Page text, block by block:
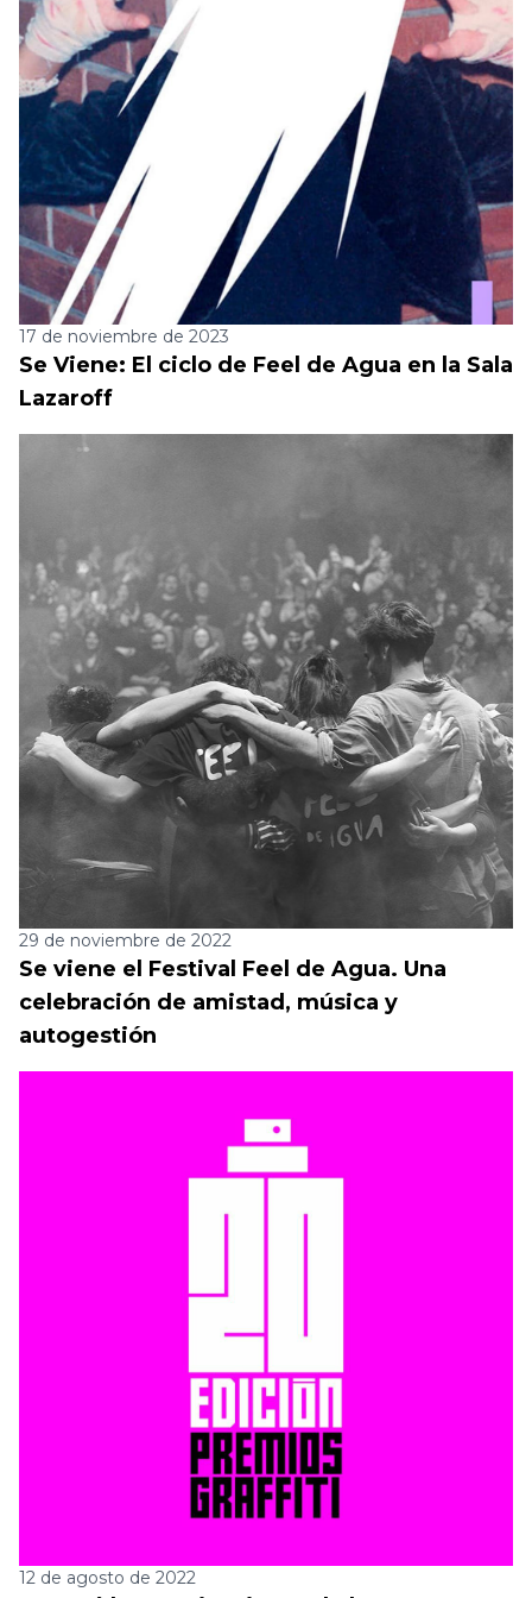
17 de noviembre de 2023
Se Viene: El ciclo de Feel de Agua en la Sala
Lazaroff
29 de noviembre de 2022
Se viene el Festival Feel de Agua. Una
celebración de amistad, música y
autogestión
12 de agosto de 2022